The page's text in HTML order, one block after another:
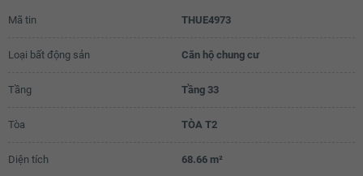
18.7 triệu
19.2 triệu
Mã tin THUE4973
Loại bất động sản Căn hộ chung cư
Tầng Tầng 33
Tòa TÒA T2
Diện tích 68.66 m²